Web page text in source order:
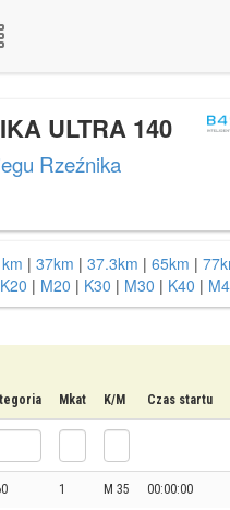
ULTRA 140
Rzeźnika
| 37km | 37.3km | 65km |
K20 | M20 | K30 | M30 | K40 |
Mkat K/M Czas startu
1 M 35 00:00:00